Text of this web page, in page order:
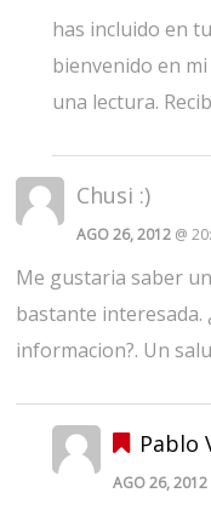
has incluido en
bienvenido en
una lectura.
Chusi :)
AGO 26, 2012 @
Me gustaria saber
bastante interesada.
informacion?. Un
Pablo
AGO 26, 2012